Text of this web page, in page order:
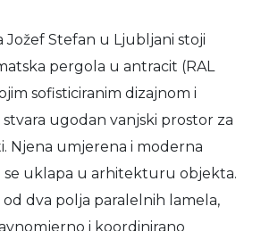
Jožef Stefan u Ljubljani stoji
pergola u antracit (RAL
sofisticiranim dizajnom i
ugodan vanjski prostor za
Njena umjerena i moderna
se uklapa u arhitekturu objekta.
od dva polja paralelnih lamela,
i koordinirano